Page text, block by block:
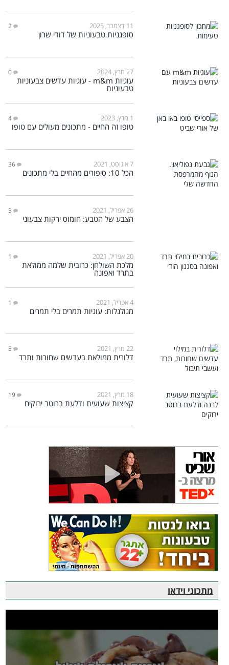
11 דצמבר, 2025 2
סופגניות טבעוניות של דודי שרון
27 מרץ, 2024 0
עוגיות m&m - עוגיות עדשים צבעוניות
טבעוניות
1 מרץ, 2023 4
טופו זה החיים - מתכונים מעולים עם טופו
7 אוגוסט, 2021 36
הכל 10: סיפורים מהחיים בלי מתכונים
26 אפריל, 2021 5
הצבע של הטבע: חומוס ירקות צבעוני
20 אפריל, 2021 1
מלכת השולחן: כרובית שלמה ממולאת
בתרד ואפונה
4 אפריל, 2021 1
מגולגלות: עוגיות תמרים בלי תמרים
22 מרץ, 2021 5
דלורית ממולאת בעדשים שחורות ותרד
18 מרץ, 2021 19
קציצות שעועית ודלעת ברוטב ירוקים
מתכוני וידאו